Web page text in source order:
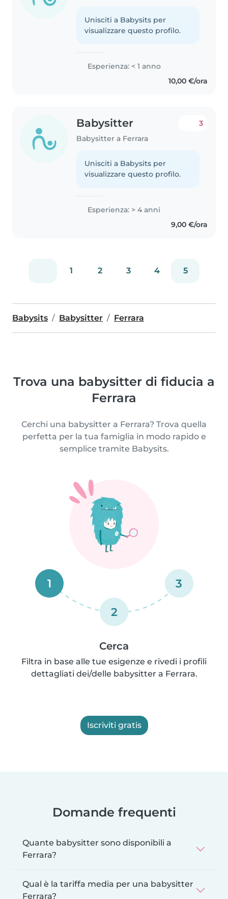
Unisciti a Babysits per
visualizzare questo profilo.
Esperienza: < 1 anno
10,00 €/ora
Babysitter
Babysitter a Ferrara
3
Unisciti a Babysits per
visualizzare questo profilo.
Esperienza: > 4 anni
9,00 €/ora
1 2 3 4 5
Babysits Babysitter Ferrara
Trova una babysitter di fiducia a
Ferrara
Cerchi una babysitter a Ferrara? Trova quella
perfetta per la tua famiglia in modo rapido e
semplice tramite Babysits.
1
2
3
Cerca
Filtra in base alle tue esigenze e rivedi i profili
dettagliati dei/delle babysitter a Ferrara.
Iscriviti gratis
Domande frequenti
Quante babysitter sono disponibili a
Ferrara?
Qual è la tariffa media per una babysitter
Ferrara?